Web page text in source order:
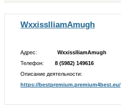
WxxisslliamAmugh
Адрес:
WxxisslliamAmugh
Телефон:
8 (5982) 149616
Описание деятельности:
https://bestpremium.premium4best.eu/